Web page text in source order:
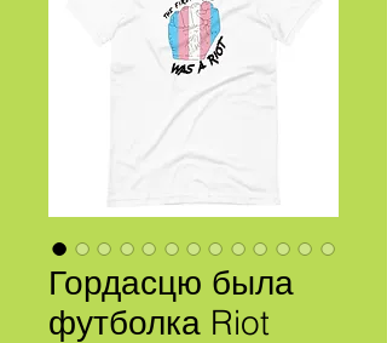
Гордасцю была
футболка Riot